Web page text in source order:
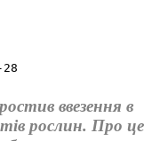
ввезення в
рослин. Про це